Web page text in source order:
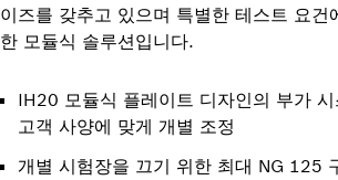
이즈를 갖추고 있으며 특별한 테스트 요건
한 모듈식 솔루션입니다.
IH20 모듈식 플레이트 디자인의 부가
고객 사양에 맞게 개별 조정
개별 시험장을 끄기 위한 최대 NG 125